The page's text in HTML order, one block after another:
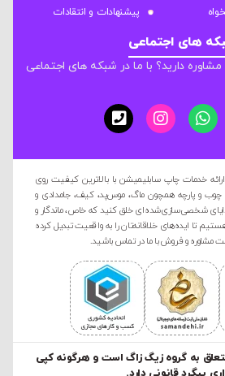
پیشنهادات و انتقادات
های اجتماعی
دارید؟ با ما در شبکه های اجتماعی
خدمات چاپ سابلیمیشن با بالاترین کیفیت روی
و پارچه همچون ماگ، موس‌پد، کیف، جامدادی و
شخصی‌سازی‌شده‌ای خلق کنید که خاص، ماندگار و
تا ایده‌های خلاقانه‌تان را به واقعیت تبدیل کرده
مشاوره و فروش با ما در تماس باشید.
به گروه زیگ زاگ است و هرگونه کپی